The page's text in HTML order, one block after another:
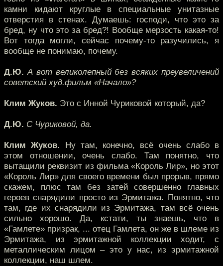
камни кидают круглые в специальные унитазные
отверстия в стенах. Думаешь: господи, что это за
бред, ну что это за бред?! Вообще мерзость какая-то!
Вот тогда могли, сейчас почему-то разучились, я
вообще не понимаю, почему.
Д.Ю. А вот великолепный без всяких преувеличений
советский худ.фильм «Начало»?
Клим Жуков. Это с Инной Чуриковой который, да?
Д.Ю. С Чуриковой, да.
Клим Жуков. Ну там, конечно, всё очень слабо в
этом отношении, очень слабо. Там понятно, что
вытащили реквизит из фильма «Король Лир», но этот
«Король Лир» для своего времени был прорыв, прямо
скажем, плюс там без затей совершенно главных
героев снарядили просто из Эрмитажа. Понятно, что
там, где их снарядили из Эрмитажа, там всё очень
сильно хорошо. Да, кстати, ты знаешь, что в
«Гамлете» призрак, ... отец Гамлета, он же в шлеме из
Эрмитажа, из эрмитажной коллекции ходит, с
металлическим лицом – это у нас, из эрмитажной
коллекции, наш шлем.